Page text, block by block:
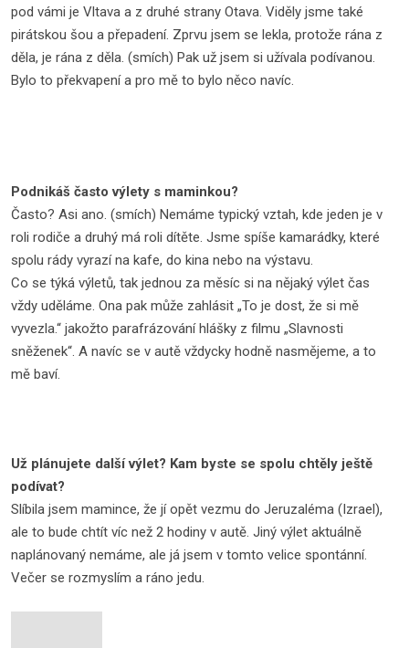
pod vámi je Vltava a z druhé strany Otava. Viděly jsme také
pirátskou šou a přepadení. Zprvu jsem se lekla, protože rána z
děla, je rána z děla. (smích) Pak už jsem si užívala podívanou.
Bylo to překvapení a pro mě to bylo něco navíc.
Podnikáš často výlety s maminkou?
Často? Asi ano. (smích) Nemáme typický vztah, kde jeden je v
roli rodiče a druhý má roli dítěte. Jsme spíše kamarádky, které
spolu rády vyrazí na kafe, do kina nebo na výstavu.
Co se týká výletů, tak jednou za měsíc si na nějaký výlet čas
vždy uděláme. Ona pak může zahlásit „To je dost, že si mě
vyvezla.“ jakožto parafrázování hlášky z filmu „Slavnosti
sněženek“. A navíc se v autě vždycky hodně nasmějeme, a to
mě baví.
Už plánujete další výlet? Kam byste se spolu chtěly ještě
podívat?
Slíbila jsem mamince, že jí opět vezmu do Jeruzaléma (Izrael),
ale to bude chtít víc než 2 hodiny v autě. Jiný výlet aktuálně
naplánovaný nemáme, ale já jsem v tomto velice spontánní.
Večer se rozmyslím a ráno jedu.